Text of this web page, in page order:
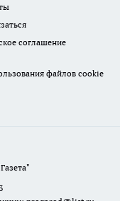
соглашение
файлов cookie